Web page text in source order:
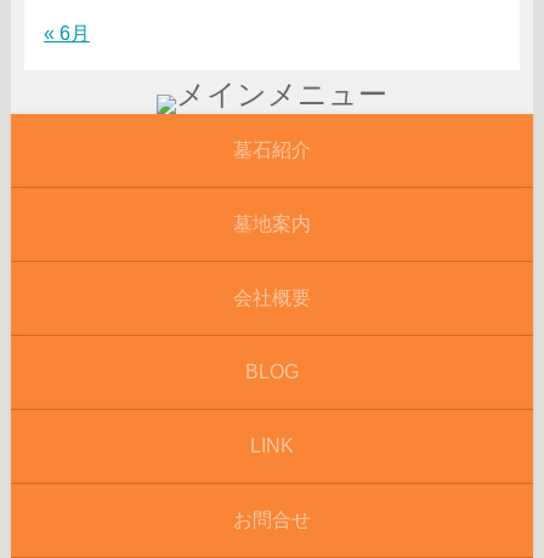
« 6月
墓石紹介
墓地案内
会社概要
BLOG
LINK
お問合せ